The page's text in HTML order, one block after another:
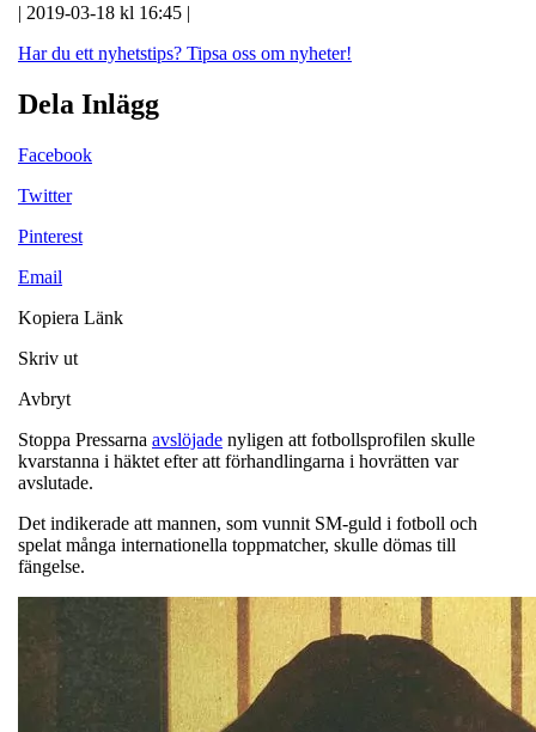
| 2019-03-18 kl 16:45 |
Har du ett nyhetstips? Tipsa oss om nyheter!
Dela Inlägg
Facebook
Twitter
Pinterest
Email
Kopiera Länk
Skriv ut
Avbryt
Stoppa Pressarna avslöjade nyligen att fotbollsprofilen skulle
kvarstanna i häktet efter att förhandlingarna i hovrätten var
avslutade.
Det indikerade att mannen, som vunnit SM-guld i fotboll och
spelat många internationella toppmatcher, skulle dömas till
fängelse.